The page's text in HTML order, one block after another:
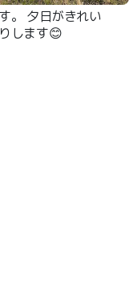
。 夕日がきれい
します😊